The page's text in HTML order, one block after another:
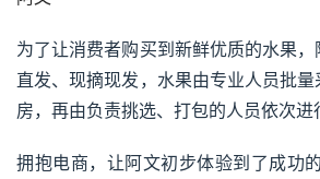
为了让消费者购买到新鲜优质的水果
直发、现摘现发，水果由专业人员批
房，再由负责挑选、打包的人员依次进
拥抱电商，让阿文初步体验到了成功